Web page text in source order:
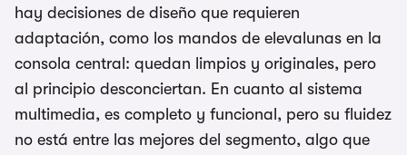
hay decisiones de diseño que requieren
adaptación, como los mandos de elevalunas en la
consola central: quedan limpios y originales, pero
al principio desconciertan. En cuanto al sistema
multimedia, es completo y funcional, pero su fluidez
no está entre las mejores del segmento, algo que